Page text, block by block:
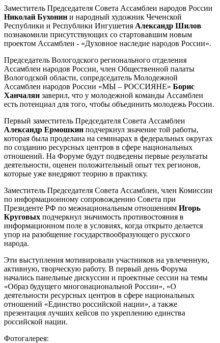
Заместитель Председателя Совета Ассамблеи народов России
Николай Бухонин и народный художник Чеченской
Республики и Республики Ингушетия Александр Шилов
познакомили присутствующих со стартовавшим новым
проектом Ассамблеи - «Духовное наследие народов России».
Председатель Вологодского регионального отделения
Ассамблеи народов России, член Общественной палаты
Вологодской области, сопредседатель Молодежной
Ассамблеи народов России «МЫ – РОССИЯНЕ» Борис
Ханчалян заверил, что у молодежной команды Ассамблеи
есть потенциал для того, чтобы объединить молодежь России.
Первый заместитель Председателя Совета Ассамблеи
Александр Ермошкин подчеркнул значение той работы,
которая была проделана на семинарах в федеральных округах
по созданию ресурсных центров в сфере национальных
отношений. На Форуме будут подведены первые результаты
деятельности, оценен положительный опыт тех регионов,
которые уже внедряют теорию в практику.
Заместитель Председателя Совета Ассамблеи, член Комиссии
по информационному сопровождению Совета при
Президенте РФ по межнациональным отношениям Игорь
Круговых подчеркнул значимость противостояния в
информационном поле в условиях, когда открыто делается
упор на разобщение государствообразующего русского
народа.
Эти выступления мотивировали участников на увлеченную,
активную, творческую работу. В первый день Форума
начались панельные дискуссии и проектные сессии на темы
«Образ будущего многонациональной России», «О
деятельности ресурсных центров в сфере национальных
отношений «Единство российской нации», а также
презентация лучших кейсов по укреплению единства
российской нации.
Фотогалерея: